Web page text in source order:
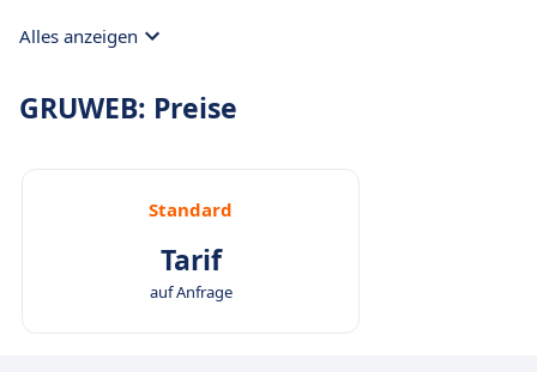
Anforderungen an.
Alles anzeigen
GRUWEB: Preise
Standard
Tarif
auf Anfrage